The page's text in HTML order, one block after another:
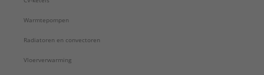
Warmtepompen
Radiatoren en convectoren
Vloerverwarming